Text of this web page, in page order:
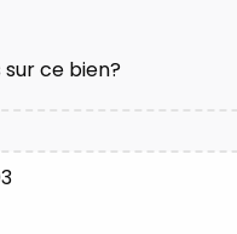
ce bien?